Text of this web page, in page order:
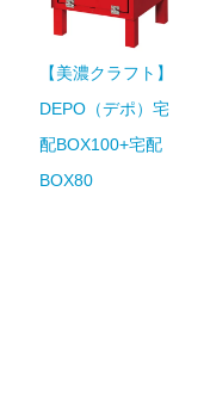
【美濃クラフト】
DEPO（デポ）宅
配BOX100+宅配
BOX80